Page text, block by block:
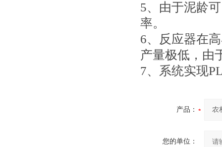
5、由于泥龄
率。
6、反应器在
产量极低，由
7、系统实现
产品：
您的单位：